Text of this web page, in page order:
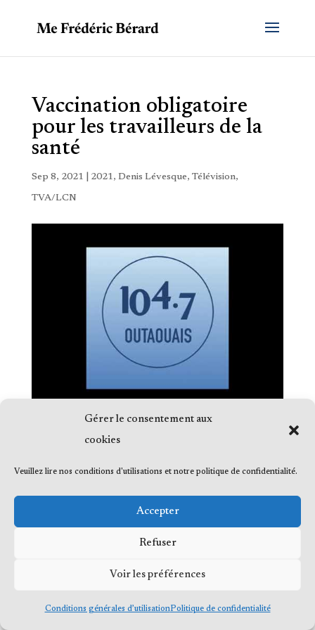
Gérer le consentement aux
cookies
Veuillez lire nos conditions d'utilisations et notre politique de confidentialité.
Accepter
Refuser
Voir les préférences
Conditions générales d’utilisationPolitique de confidentialité
Vaccination obligatoire
pour les travailleurs de la
santé
Sep 8, 2021 2021, Denis Lévesque, Télévision,
TVA/LCN